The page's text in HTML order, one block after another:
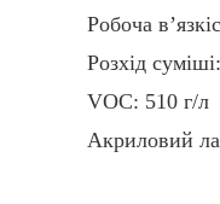
Робоча
Розхід
VOC: 510 г/л
Акриловий